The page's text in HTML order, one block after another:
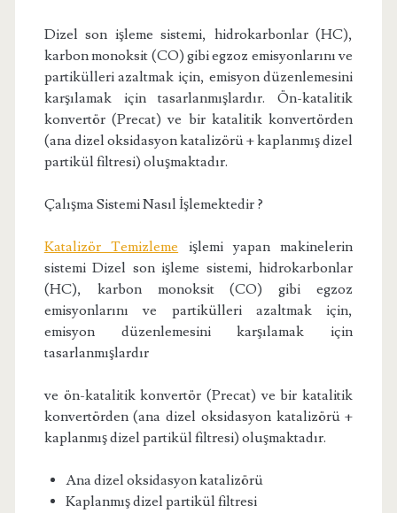
Dizel son işleme sistemi, hidrokarbonlar (HC),
karbon monoksit (CO) gibi egzoz emisyonlarını ve
partikülleri azaltmak için, emisyon düzenlemesini
karşılamak için tasarlanmışlardır. Ön-katalitik
konvertör (Precat) ve bir katalitik konvertörden
(ana dizel oksidasyon katalizörü + kaplanmış dizel
partikül filtresi) oluşmaktadır.
Çalışma Sistemi Nasıl İşlemektedir ?
Katalizör Temizleme işlemi yapan makinelerin
sistemi Dizel son işleme sistemi, hidrokarbonlar
(HC), karbon monoksit (CO) gibi egzoz
emisyonlarını ve partikülleri azaltmak için,
emisyon düzenlemesini karşılamak için
tasarlanmışlardır
ve ön-katalitik konvertör (Precat) ve bir katalitik
konvertörden (ana dizel oksidasyon katalizörü +
kaplanmış dizel partikül filtresi) oluşmaktadır.
Ana dizel oksidasyon katalizörü
Kaplanmış dizel partikül filtresi